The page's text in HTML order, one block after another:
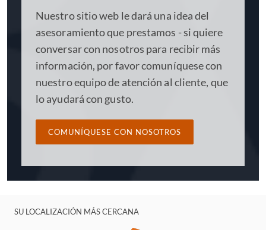
Comisión de Bolsa y Valores de Estados Unidos (SEC), la
Autoridad de Conducta Financiera del Reino Unido
(FCA), la Oficina de Fraudes Graves del Reino Unido
(SFO), la Agencia de Lucha contra el Delito del Reino
Unido (NCA) y la Autoridad Monetaria de Singapur,
entre muchas otras. Esta abundancia de conocimientos y
experiencia nos permite asesorar a nuestros clientes con
rapidez y eficacia.
Nuestro sitio web le dará una idea del
asesoramiento que prestamos - si quiere
conversar con nosotros para recibir más
información, por favor comuníquese con
nuestro equipo de atención al cliente, que
lo ayudará con gusto.
COMUNÍQUESE CON NOSOTROS
SU LOCALIZACIÓN MÁS CERCANA